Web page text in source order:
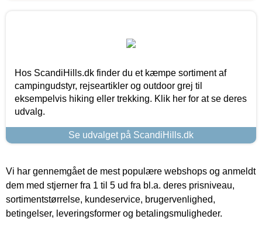
Hos ScandiHills.dk finder du et kæmpe sortiment af
campingudstyr, rejseartikler og outdoor grej til
eksempelvis hiking eller trekking. Klik her for at se deres
udvalg.
Se udvalget på ScandiHills.dk
Vi har gennemgået de mest populære webshops og anmeldt
dem med stjerner fra 1 til 5 ud fra bl.a. deres prisniveau,
sortimentstørrelse, kundeservice, brugervenlighed,
betingelser, leveringsformer og betalingsmuligheder.